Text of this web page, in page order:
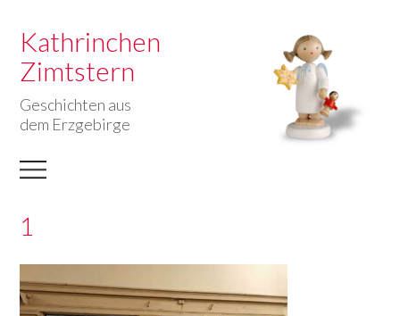
Kathrinchen
Zimtstern
Geschichten aus
dem Erzgebirge
1